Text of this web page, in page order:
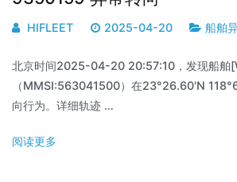
HIFLEET 2025-04-20 船舶
北京时间2025-04-20 20:57:10，发现船舶
（MMSI:563041500）在23°26.60'N
向行为。详细轨迹 …
阅读更多